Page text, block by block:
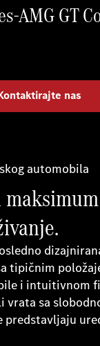
AMG GT
nas
automobila
tipičnim
i intuitivnom
vrata sa
predstavljaju